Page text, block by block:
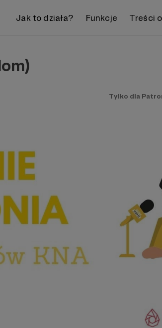
Jak to działa? Funkcje Treści
Tylko dla